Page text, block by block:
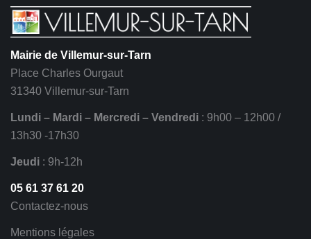
Mairie de Villemur-sur-Tarn
Place Charles Ourgaut
31340 Villemur-sur-Tarn
Lundi – Mardi – Mercredi – Vendredi : 9h00 – 12h00 /
13h30 -17h30
Jeudi : 9h-12h
05 61 37 61 20
Contactez-nous
Mentions légales